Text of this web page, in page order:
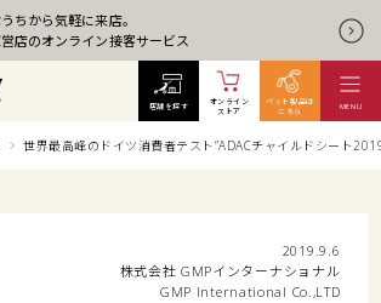
ちから気軽に来店。
店のオンライン接客サービス
世界最高峰のドイツ消費者テスト”ADACチャイルドシート
2019.9.6
株式会社 GMPインターナショナル
GMP International Co.,LTD
店舗を探す
オンライン
ストア
ペット製品は
こちら
MENU